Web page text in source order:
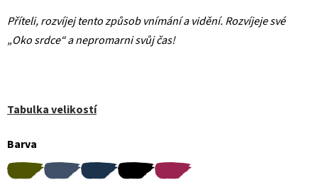
Příteli, rozvíjej tento způsob vnímání a vidění. Rozvíjeje své
„Oko srdce“ a nepromarni svůj čas!
Tabulka velikostí
Barva